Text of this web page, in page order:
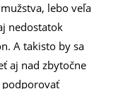
lebo veľa
nedostatok
A takisto by sa
aj nad zbytočne